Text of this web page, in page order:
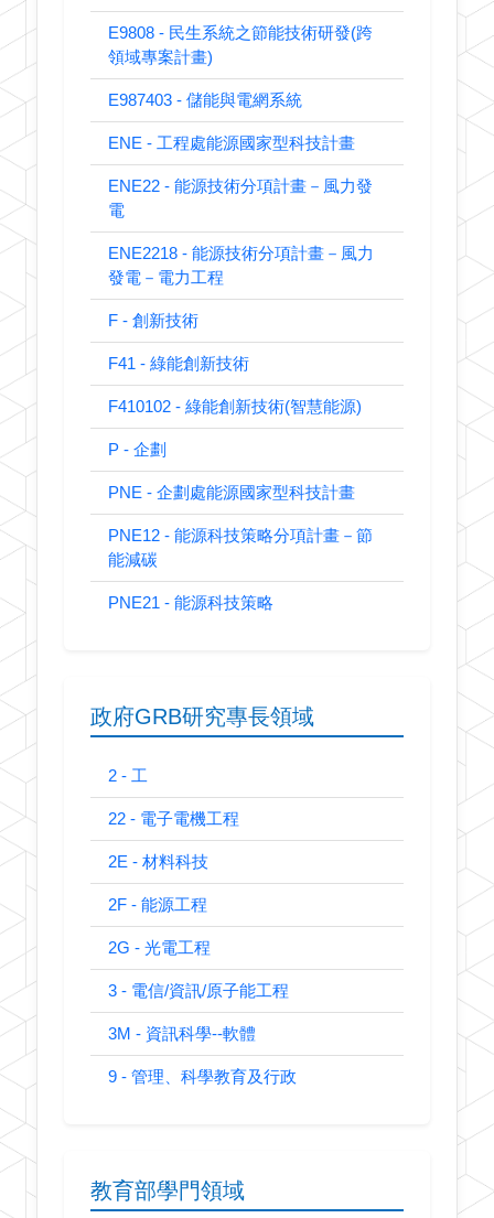
E9808 - 民生系統之節能技術研發(跨
領域專案計畫)
E987403 - 儲能與電網系統
ENE - 工程處能源國家型科技計畫
ENE22 - 能源技術分項計畫－風力發
電
ENE2218 - 能源技術分項計畫－風力
發電－電力工程
F - 創新技術
F41 - 綠能創新技術
F410102 - 綠能創新技術(智慧能源)
P - 企劃
PNE - 企劃處能源國家型科技計畫
PNE12 - 能源科技策略分項計畫－節
能減碳
PNE21 - 能源科技策略
政府GRB研究專長領域
2 - 工
22 - 電子電機工程
2E - 材料科技
2F - 能源工程
2G - 光電工程
3 - 電信/資訊/原子能工程
3M - 資訊科學--軟體
9 - 管理、科學教育及行政
教育部學門領域